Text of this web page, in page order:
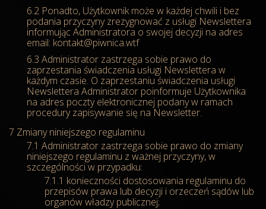
Ponadto, Użytkownik może w każdej chwili i bez
podania przyczyny zrezygnować z usługi Newslettera
informując Administratora o swojej decyzji na adres
email: kontakt@piwnica.wtf
Administrator zastrzega sobie prawo do
zaprzestania świadczenia usługi Newslettera w
każdym czasie. O zaprzestaniu świadczenia usługi
Newslettera Administrator poinformuje Użytkownika
na adres poczty elektronicznej podany w ramach
procedury zapisywanie się na Newsletter.
Zmiany niniejszego regulaminu
Administrator zastrzega sobie prawo do zmiany
niniejszego regulaminu z ważnej przyczyny, w
szczególności w przypadku:
konieczności dostosowania regulaminu do
przepisów prawa lub decyzji i orzeczeń sądów lub
organów władzy publicznej;